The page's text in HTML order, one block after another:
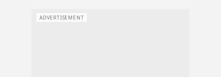
ADVERTISEMENT